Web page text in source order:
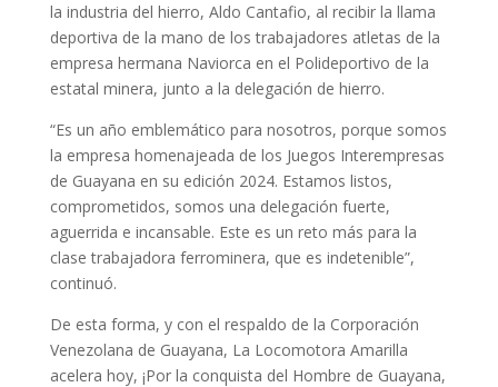
la industria del hierro, Aldo Cantafio, al recibir la llama
deportiva de la mano de los trabajadores atletas de la
empresa hermana Naviorca en el Polideportivo de la
estatal minera, junto a la delegación de hierro.
“Es un año emblemático para nosotros, porque somos
la empresa homenajeada de los Juegos Interempresas
de Guayana en su edición 2024. Estamos listos,
comprometidos, somos una delegación fuerte,
aguerrida e incansable. Este es un reto más para la
clase trabajadora ferrominera, que es indetenible”,
continuó.
De esta forma, y con el respaldo de la Corporación
Venezolana de Guayana, La Locomotora Amarilla
acelera hoy, ¡Por la conquista del Hombre de Guayana,